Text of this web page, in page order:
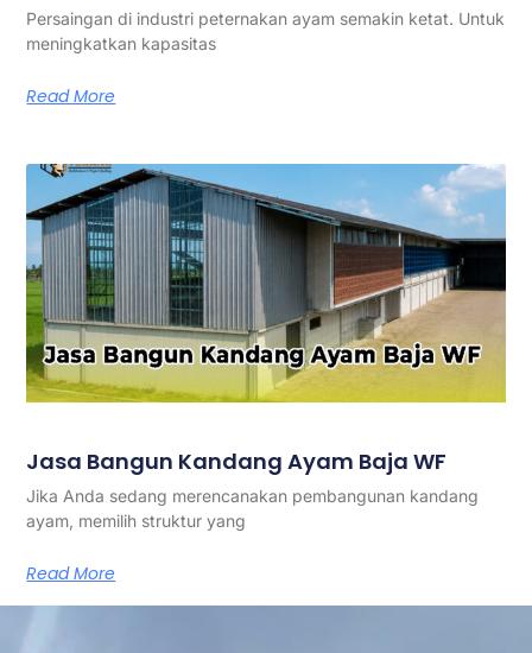
Persaingan di industri peternakan ayam semakin ketat. Untuk
meningkatkan kapasitas
Read More
Jasa Bangun Kandang Ayam Baja WF
Jika Anda sedang merencanakan pembangunan kandang
ayam, memilih struktur yang
Read More